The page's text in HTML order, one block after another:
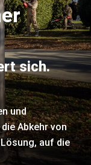
sich.
und
Abkehr von
auf die